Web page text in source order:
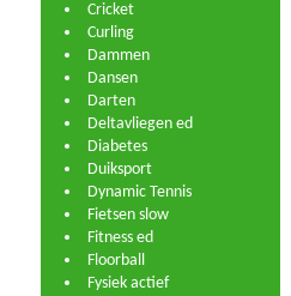
Cricket
Curling
Dammen
Dansen
Darten
Deltavliegen ed
Diabetes
Duiksport
Dynamic Tennis
Fietsen slow
Fitness ed
Floorball
Fysiek actief